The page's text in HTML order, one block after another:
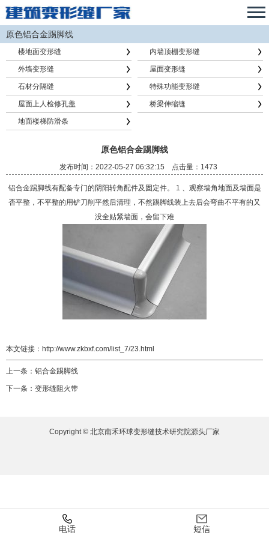
原色铝合金踢脚线
楼地面变形缝 内墙顶棚变形缝
外墙变形缝 屋面变形缝
石材分隔缝 特殊功能变形缝
屋面上人检修孔盖 桥梁伸缩缝
地面楼梯防滑条
原色铝合金踢脚线
发布时间：2022-05-27 06:32:15 点击量：1473
铝合金踢脚线有配备专门的阴阳转角配件及固定件。 1 、观察墙角地面及墙面是
否平整，不平整的用铲刀削平然后清理，不然踢脚线装上去后会弯曲不平有的又
没全贴紧墙面，会留下难
本文链接： http://www.zkbxf.com/list_7/23.html
上一条： 铝合金踢脚线
下一条： 变形缝阻火带
Copyright © 北京南禾环球变形缝技术研究院源头厂家
电话 短信